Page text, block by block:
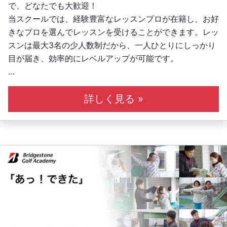
【アクセス】
姫路駅・姫路南IC・中地IC近辺
今だけ！無料体験受付中！
お気軽にお問い合わせください。
で、どなたでも大歓迎！
当スクールでは、経験豊富なレッスンプロが在籍し、お好
きなプロを選んでレッスンを受けることができます。レッ
スンは最大3名の少人数制だから、一人ひとりにしっかり
目が届き、効率的にレベルアップが可能です。
毎日開講しているグループレッスンは、スクール専用の快
適な打席で開催。楽しみながら上達できる環境が整ってい
ます。ボール代込みのプランもご用意しており、たくさん
これからゴルフを始めたい方も、再挑戦したい方も、まず
は体験レッスンからお気軽にどうぞ！
詳しく見る »